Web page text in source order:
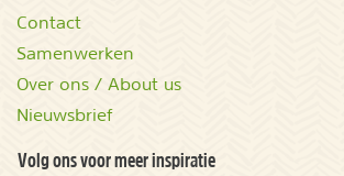
Contact
Samenwerken
Over ons / About us
Nieuwsbrief
Volg ons voor meer inspiratie